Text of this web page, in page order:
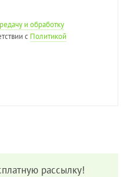
и обработку
с Политикой
рассылку!